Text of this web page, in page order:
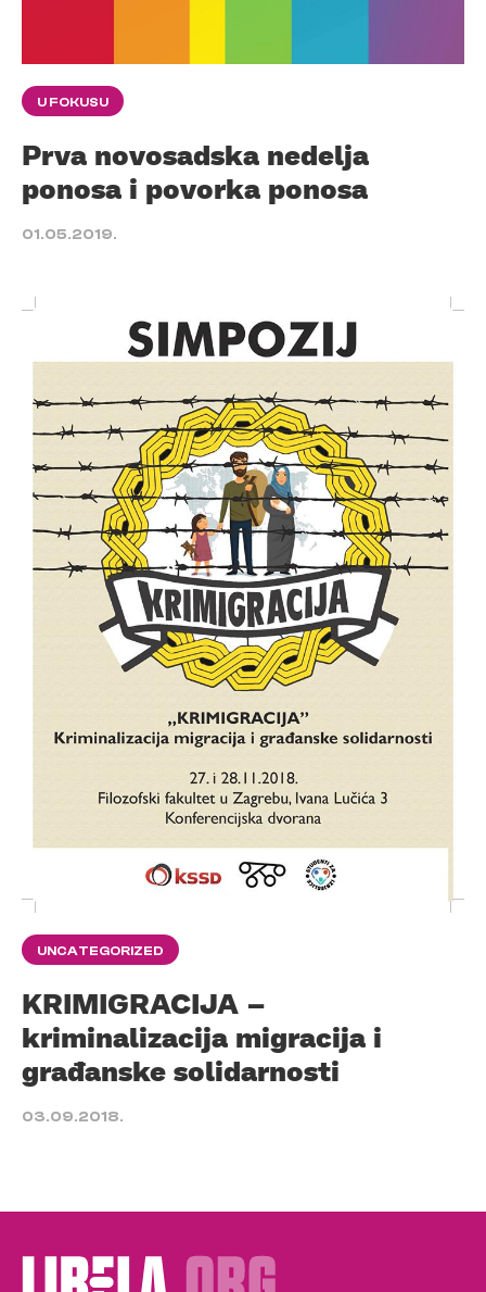
U FOKUSU
Prva novosadska nedelja
ponosa i povorka ponosa
01.05.2019.
UNCATEGORIZED
KRIMIGRACIJA –
kriminalizacija migracija i
građanske solidarnosti
03.09.2018.